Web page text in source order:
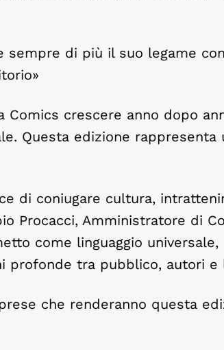
sempre di più il suo legame
crescere anno dopo
Questa edizione rappresenta
di coniugare cultura,
Procacci, Amministratore di
come linguaggio
profonde tra pubblico, autori e
che renderanno questa